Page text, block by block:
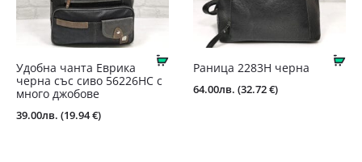
Купи
Удобна чанта Еврика
черна със сиво 56226НС с
много джобове
39.00лв. (19.94 €)
Раница 2283Н черна
64.00лв. (32.72 €)